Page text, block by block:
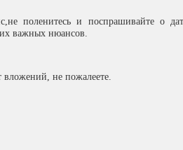
поленитесь и поспрашивайте о
важных нюансов.
вложений, не пожалеете.